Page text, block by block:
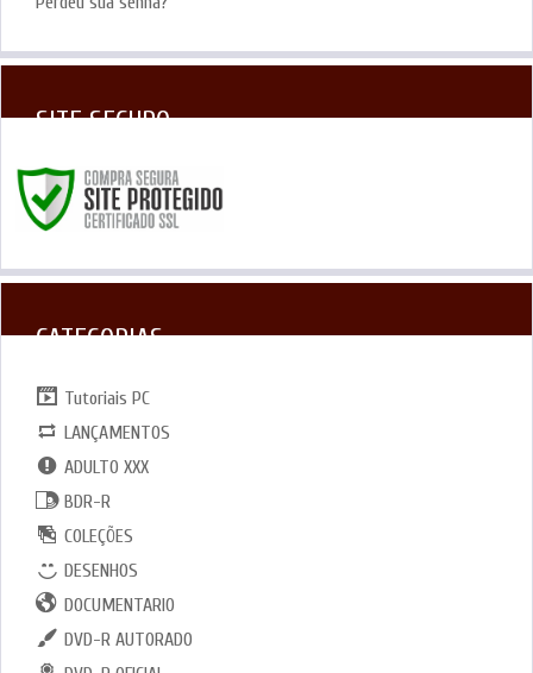
SITE SEGURO
CATEGORIAS
Tutoriais PC
LANÇAMENTOS
ADULTO XXX
BDR-R
COLEÇÕES
DESENHOS
DOCUMENTARIO
DVD-R AUTORADO